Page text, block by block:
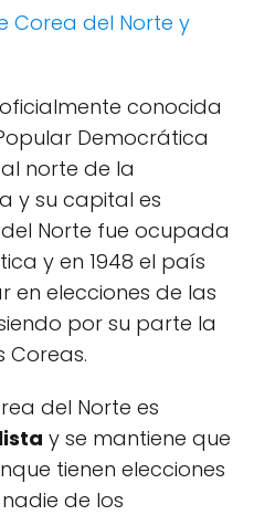
conocida
Democrática
norte de la
y su capital es
Norte fue ocupada
y en 1948 el país
en elecciones de las
por su parte la
Coreas.
del Norte es
y se mantiene que
tienen elecciones
de los